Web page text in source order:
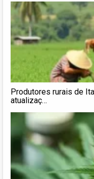
Produtores rurais de
atualizaç…